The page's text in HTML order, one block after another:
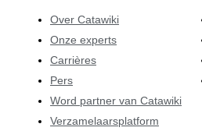
exclusieve, specialistische
Over Catawiki
Onze experts
Carrières
Pers
Word partner van Catawiki
Verzamelaarsplatform